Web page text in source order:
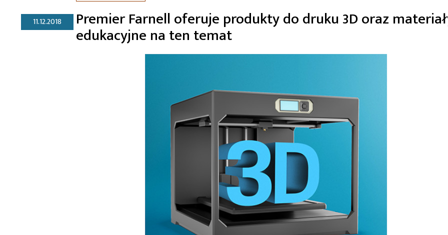
11.12.2018 Premier Farnell oferuje produkty do druku 3D oraz
edukacyjne na ten temat